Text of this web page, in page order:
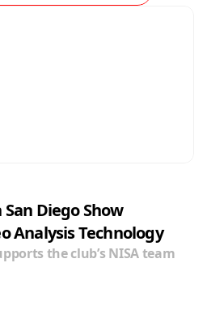
Diego Show
Analysis Technology
the club’s NISA team